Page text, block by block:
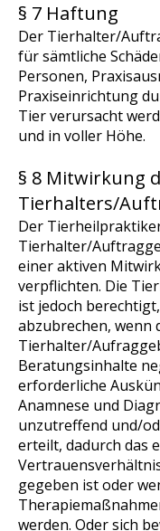
§ 7 Haftung
Der Tierhalter/
für sämtliche
Personen,
Praxiseinrichtung
Tier verursacht
und in voller Höhe.
§ 8 Mitwirkung
Tierhalters/
Der
Tierhalter/
einer aktiven
verpflichten. Die
ist jedoch
abzubrechen, wenn
Tierhalter/
Beratungsinhalte
erforderliche
Anamnese und
unzutreffend und/
erteilt, dadurch das
gegeben ist oder
werden. Oder sich